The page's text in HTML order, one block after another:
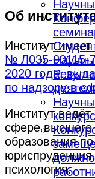
Об
Институт имеет
№ Л035-00115-
2020 года,
по надзору в
Институт
сфере высшего
образования
психология.